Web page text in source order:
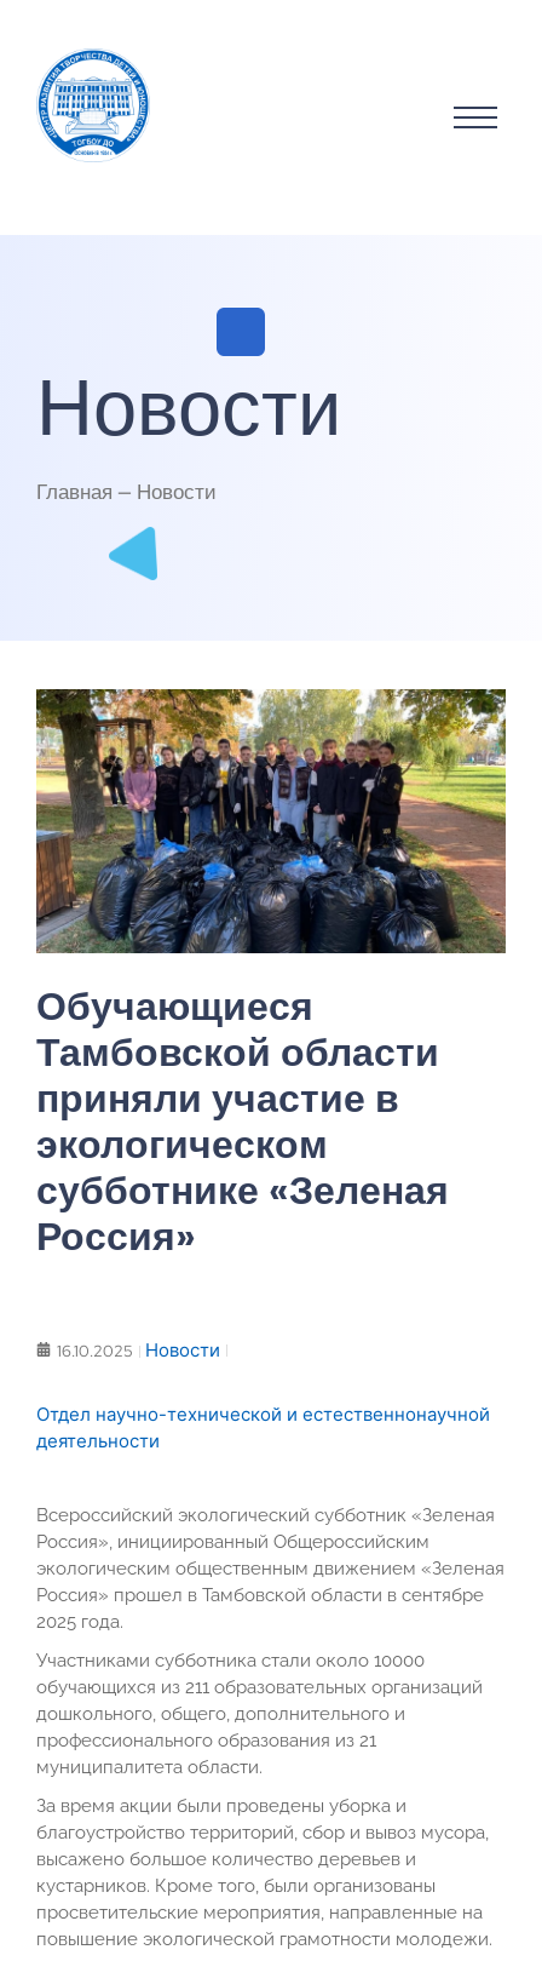
Новости
Главная — Новости
Обучающиеся
Тамбовской области
приняли участие в
экологическом
субботнике «Зеленая
Россия»
16.10.2025 Новости
Отдел научно-технической и естественнонаучной
деятельности
Всероссийский экологический субботник «Зеленая
Россия», инициированный Общероссийским
экологическим общественным движением «Зеленая
Россия» прошел в Тамбовской области в сентябре
2025 года.
Участниками субботника стали около 10000
обучающихся из 211 образовательных организаций
дошкольного, общего, дополнительного и
профессионального образования из 21
муниципалитета области.
За время акции были проведены уборка и
благоустройство территорий, сбор и вывоз мусора,
высажено большое количество деревьев и
кустарников. Кроме того, были организованы
просветительские мероприятия, направленные на
повышение экологической грамотности молодежи.